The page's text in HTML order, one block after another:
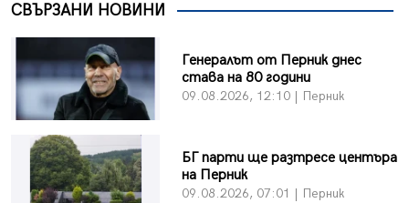
СВЪРЗАНИ НОВИНИ
Генералът от Перник днес
става на 80 години
09.08.2026, 12:10 | Перник
БГ парти ще разтресе центъра
на Перник
09.08.2026, 07:01 | Перник